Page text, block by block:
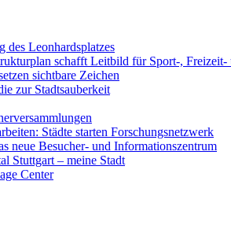
des Leonhards­platzes
schafft Leitbild für Sport-, Freizeit-
sichtbare Zeichen
zur Stadtsauberkeit
Städte starten Forschungsnetzwerk
neue Besucher- und Informationszentrum
Stuttgart – meine Stadt
Center